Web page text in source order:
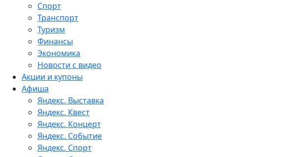
Спорт
Транспорт
Туризм
Финансы
Экономика
Новости с видео
Акции и купоны
Афиша
Яндекс. Выставка
Яндекс. Квест
Яндекс. Концерт
Яндекс. Событие
Яндекс. Спорт